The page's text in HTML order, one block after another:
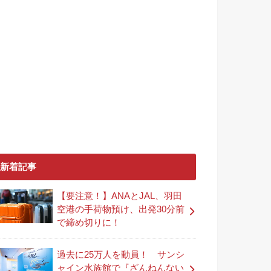
新着記事
【要注意！】ANAとJAL、羽田
空港の手荷物預け、出発30分前
で締め切りに！
過去に25万人を動員！ サンシ
ャイン水族館で『ざんねんない